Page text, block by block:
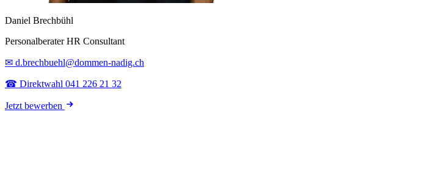
Daniel Brechbühl
Personalberater HR Consultant
✉ d.brechbuehl@dommen-nadig.ch
☎ Direktwahl 041 226 21 32
Jetzt bewerben